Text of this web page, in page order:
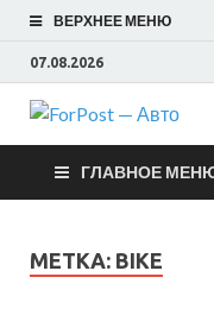
ВЕРХНЕЕ МЕНЮ
07.08.2026
ГЛАВНОЕ
МЕТКА: BIKE